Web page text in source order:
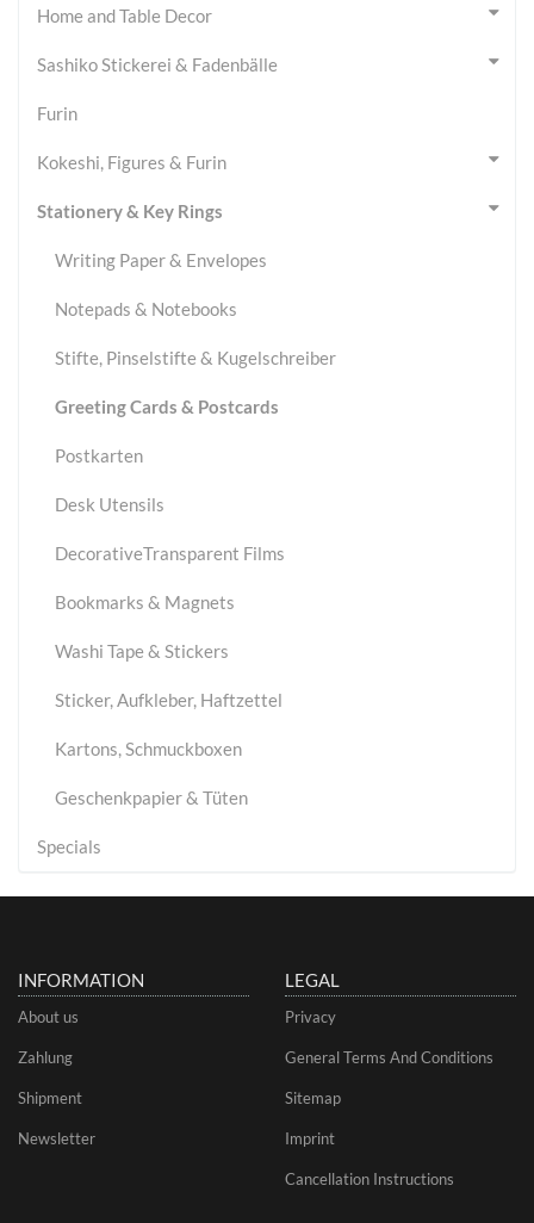
Home and Table Decor
Sashiko Stickerei & Fadenbälle
Furin
Kokeshi, Figures & Furin
Stationery & Key Rings
Writing Paper & Envelopes
Notepads & Notebooks
Stifte, Pinselstifte & Kugelschreiber
Greeting Cards & Postcards
Postkarten
Desk Utensils
DecorativeTransparent Films
Bookmarks & Magnets
Washi Tape & Stickers
Sticker, Aufkleber, Haftzettel
Kartons, Schmuckboxen
Geschenkpapier & Tüten
Specials
INFORMATION
About us
Zahlung
Shipment
Newsletter
LEGAL
Privacy
General Terms And Conditions
Sitemap
Imprint
Cancellation Instructions